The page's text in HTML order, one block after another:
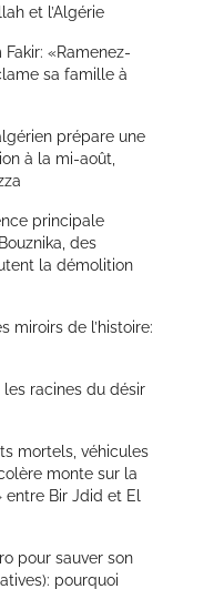
et l’Algérie
«Ramenez-
sa famille à
prépare une
à la mi-août,
principale
des
la démolition
miroirs de l’histoire:
racines du désir
mortels, véhicules
monte sur la
Bir Jdid et El
pour sauver son
pourquoi